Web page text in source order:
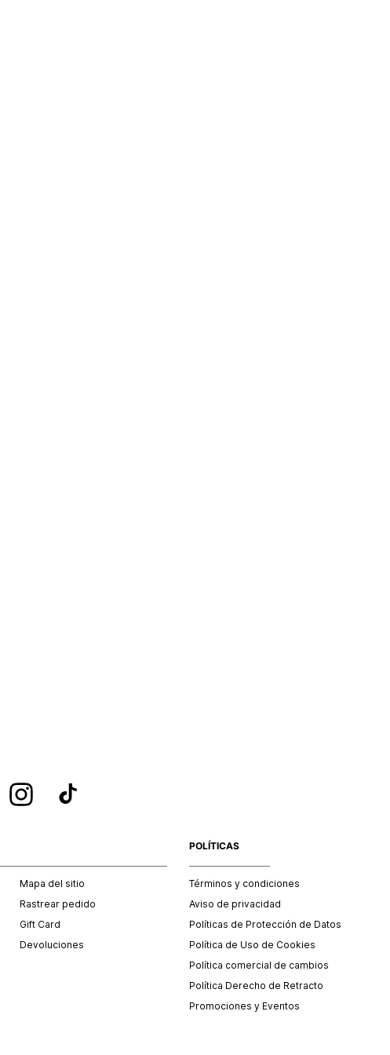
Mapa del sitio
Rastrear pedido
Gift Card
Devoluciones
POLÍTICAS
Términos y condiciones
Aviso de privacidad
Políticas de Protección de Datos
Política de Uso de Cookies
Política comercial de cambios
Política Derecho de Retracto
Promociones y Eventos